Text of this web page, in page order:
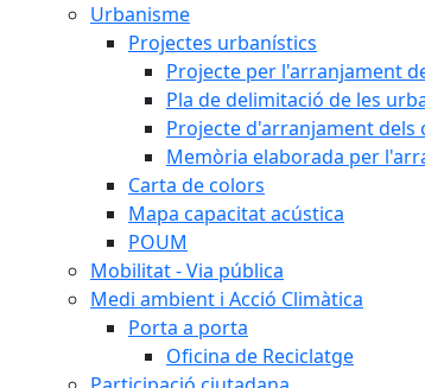
Urbanisme
Projectes urbanístics
Projecte per l'arranjament
Pla de delimitació de les
Projecte d'arranjament dels
Memòria elaborada per
Carta de colors
Mapa capacitat acústica
POUM
Mobilitat - Via pública
Medi ambient i Acció Climàtica
Porta a porta
Oficina de Reciclatge